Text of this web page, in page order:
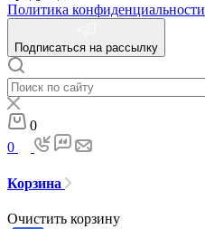
Политика конфиденциальности
Подписаться на рассылку
0
0
Корзина
Очистить корзину